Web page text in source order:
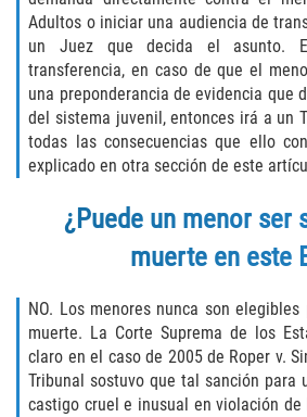
DUI with Drugs
Firearm Crimes
Fraud Crimes
Auto Insurance Fraud
Check Fraud
Health Care Fraud
Real Estate Fraud
Adultos o iniciar una audiencia de
un Juez que decida el asunto.
transferencia, en caso de que el
una preponderancia de evidencia que
del sistema juvenil, entonces irá a un
todas las consecuencias que ello
explicado en otra sección de este
¿Puede un menor ser
muerte en este
NO. Los menores nunca son
muerte. La Corte Suprema de los
claro en el caso de 2005 de Roper v.
Tribunal sostuvo que tal sanción para
castigo cruel e inusual en violación de